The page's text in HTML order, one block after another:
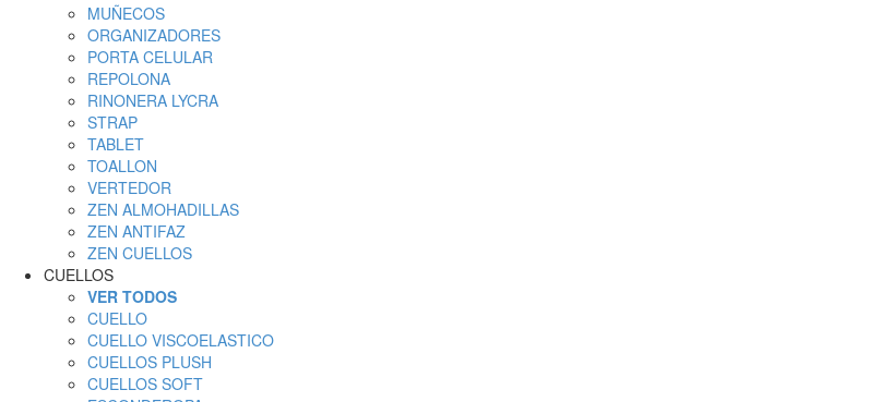
MUÑECOS
ORGANIZADORES
PORTA CELULAR
REPOLONA
RINONERA LYCRA
STRAP
TABLET
TOALLON
VERTEDOR
ZEN ALMOHADILLAS
ZEN ANTIFAZ
ZEN CUELLOS
CUELLOS
VER TODOS
CUELLO
CUELLO VISCOELASTICO
CUELLOS PLUSH
CUELLOS SOFT